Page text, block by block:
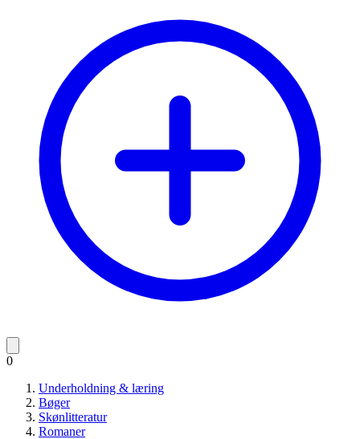
0
Underholdning & læring
Bøger
Skønlitteratur
Romaner